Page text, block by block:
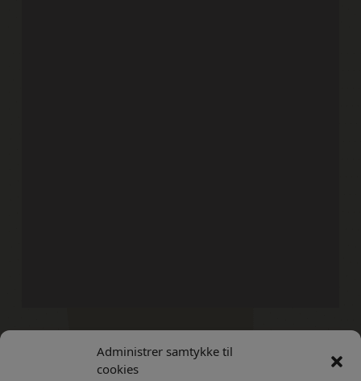
Administrer samtykke til
cookies
Kontakt